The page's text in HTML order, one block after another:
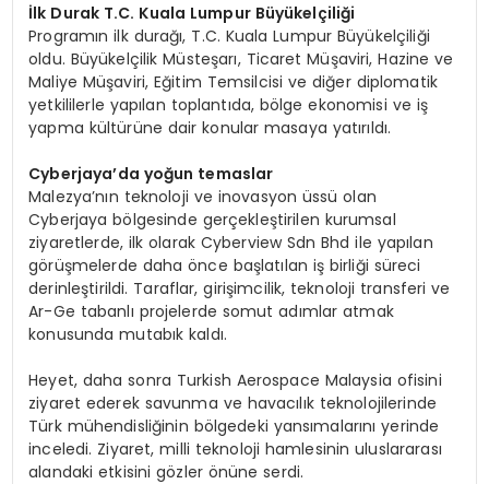
İlk Durak T.C. Kuala Lumpur Büyükelçiliği
Programın ilk durağı, T.C. Kuala Lumpur Büyükelçiliği
oldu. Büyükelçilik Müsteşarı, Ticaret Müşaviri, Hazine ve
Maliye Müşaviri, Eğitim Temsilcisi ve diğer diplomatik
yetkililerle yapılan toplantıda, bölge ekonomisi ve iş
yapma kültürüne dair konular masaya yatırıldı.
Cyberjaya’da yoğun temaslar
Malezya’nın teknoloji ve inovasyon üssü olan
Cyberjaya bölgesinde gerçekleştirilen kurumsal
ziyaretlerde, ilk olarak Cyberview Sdn Bhd ile yapılan
görüşmelerde daha önce başlatılan iş birliği süreci
derinleştirildi. Taraflar, girişimcilik, teknoloji transferi ve
Ar-Ge tabanlı projelerde somut adımlar atmak
konusunda mutabık kaldı.
Heyet, daha sonra Turkish Aerospace Malaysia ofisini
ziyaret ederek savunma ve havacılık teknolojilerinde
Türk mühendisliğinin bölgedeki yansımalarını yerinde
inceledi. Ziyaret, milli teknoloji hamlesinin uluslararası
alandaki etkisini gözler önüne serdi.